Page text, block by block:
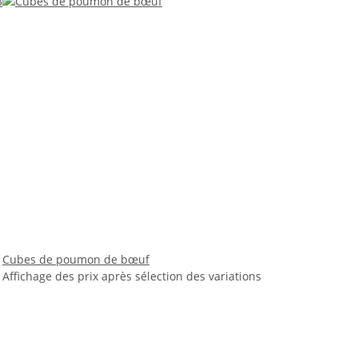
Cubes de poumon de bœuf
Affichage des prix après sélection des variations